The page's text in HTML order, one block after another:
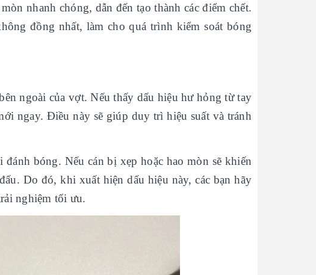
nhanh chóng, dẫn đến tạo thành các điểm chết.
đồng nhất, làm cho quá trình kiểm soát bóng
ngoài của vợt. Nếu thấy dấu hiệu hư hỏng từ tay
ngay. Điều này sẽ giúp duy trì hiệu suất và tránh
bóng. Nếu cán bị xẹp hoặc hao mòn sẽ khiến
Do đó, khi xuất hiện dấu hiệu này, các bạn hãy
nghiệm tối ưu.